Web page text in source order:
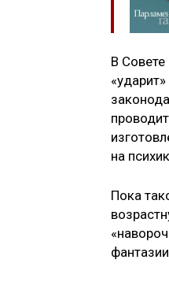
В Совете
на
Пока